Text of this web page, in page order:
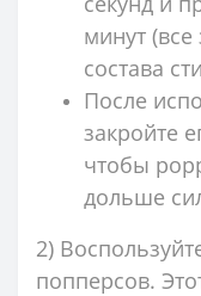
минут (все
состава
После
закройте
чтобы
дольше
2)
попперсов.